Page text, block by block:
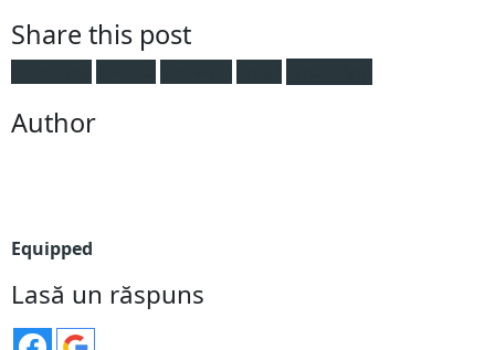
Share this post
Author
Equipped
Lasă un răspuns